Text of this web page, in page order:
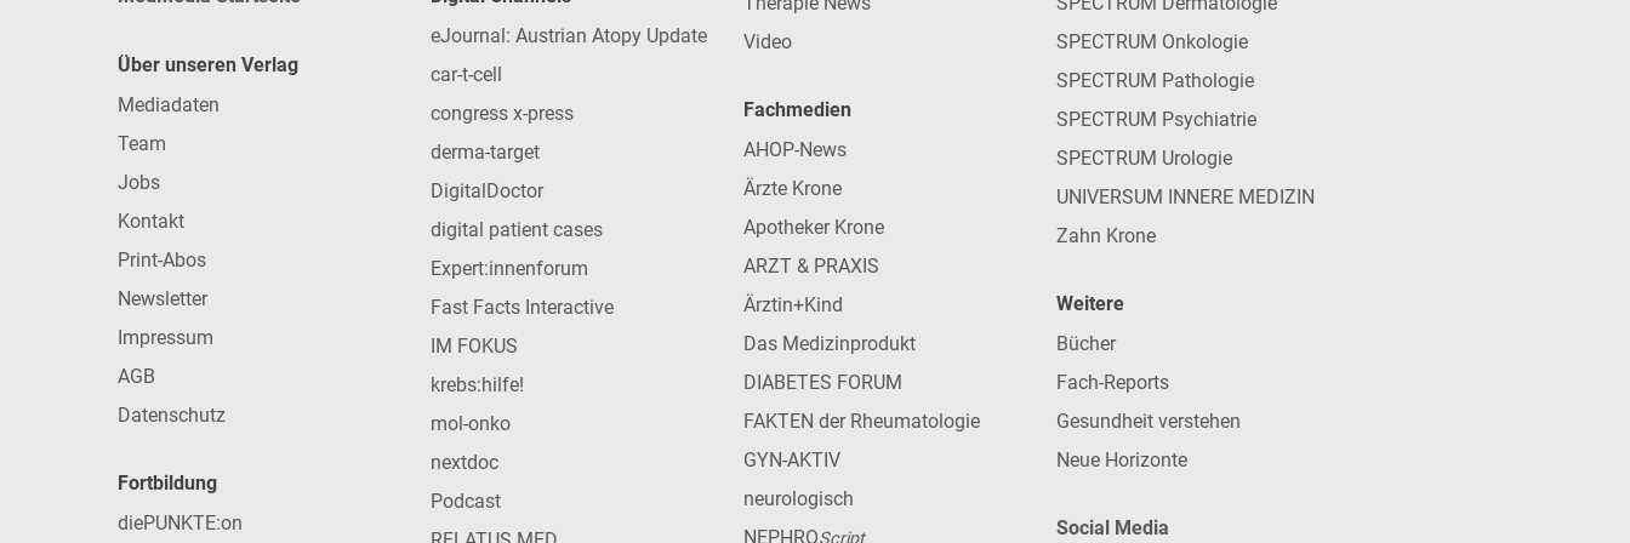
Über unseren Verlag
Mediadaten
Team
Jobs
Kontakt
Print-Abos
Newsletter
Impressum
AGB
Datenschutz
Fortbildung
diePUNKTE:on
eJournal: Austrian Atopy Update
car-t-cell
congress x-press
derma-target
DigitalDoctor
digital patient cases
Expert:innenforum
Fast Facts Interactive
IM FOKUS
krebs:hilfe!
mol-onko
nextdoc
Podcast
Video
Fachmedien
AHOP-News
Ärzte Krone
Apotheker Krone
ARZT & PRAXIS
Ärztin+Kind
Das Medizinprodukt
DIABETES FORUM
FAKTEN der Rheumatologie
GYN-AKTIV
neurologisch
NEPHRO
SPECTRUM Onkologie
SPECTRUM Pathologie
SPECTRUM Psychiatrie
SPECTRUM Urologie
UNIVERSUM INNERE MEDIZIN
Zahn Krone
Weitere
Bücher
Fach-Reports
Gesundheit verstehen
Neue Horizonte
Social Media